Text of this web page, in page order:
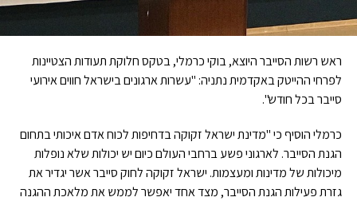
ראש רשות הסייבר היוצא, בוקי כרמלי, בטקס חלוקת תעודות הצטיינות
לפרחי ההייטק באקדמית נתניה: "עשרות ארגונים בישראל חווים אירועי
סייבר בכל חודש".
כרמלי הוסיף כי"מדינת ישראל זקוקה בדחיפות לכוח אדם איכותי בתחום
הגנת הסייבר. לארגוני פשע ברחבי העולם כיום יש יכולות שלא נופלות
מיכולות של מדינות ומעצמות. ישראל זקוקה לחוק סייבר אשר יגדיר את
גזרת פעילות הגנת הסייבר, מצד אחד יאפשר לממש את מלאכת ההגנה